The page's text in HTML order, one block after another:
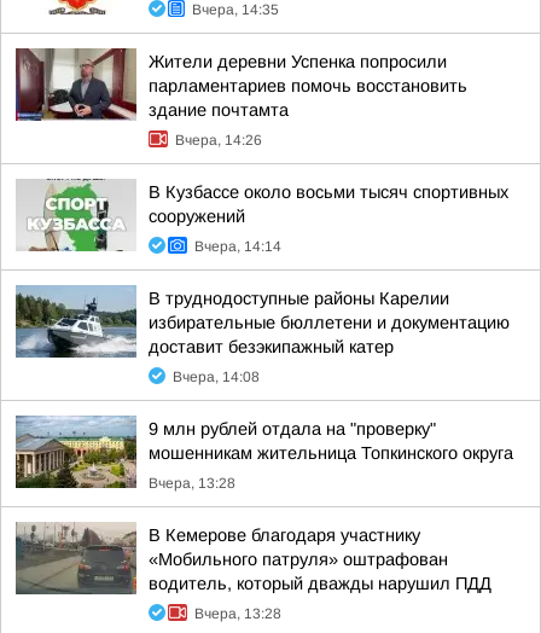
Вчера, 14:35
Жители деревни Успенка попросили
парламентариев помочь восстановить
здание почтамта
Вчера, 14:26
В Кузбассе около восьми тысяч спортивных
сооружений
Вчера, 14:14
В труднодоступные районы Карелии
избирательные бюллетени и документацию
доставит безэкипажный катер
Вчера, 14:08
9 млн рублей отдала на "проверку"
мошенникам жительница Топкинского округа
Вчера, 13:28
В Кемерове благодаря участнику
«Мобильного патруля» оштрафован
водитель, который дважды нарушил ПДД
Вчера, 13:28